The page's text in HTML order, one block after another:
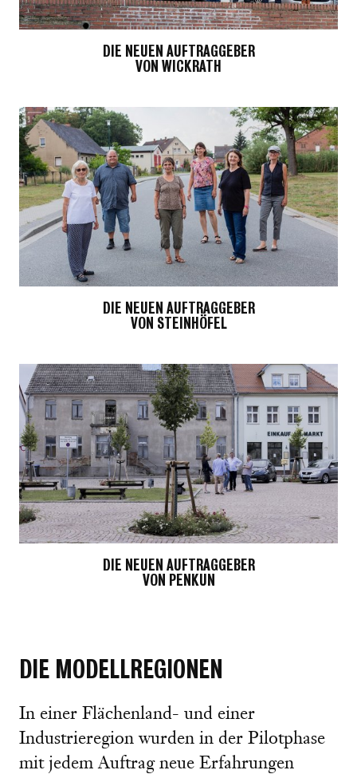
DIE NEUEN AUFTRAGGEBER
VON WICKRATH
DIE NEUEN AUFTRAGGEBER
VON STEINHÖFEL
DIE NEUEN AUFTRAGGEBER
VON PENKUN
DIE MODELLREGIONEN
In einer Flächenland- und einer
Industrieregion wurden in der Pilotphase
mit jedem Auftrag neue Erfahrungen